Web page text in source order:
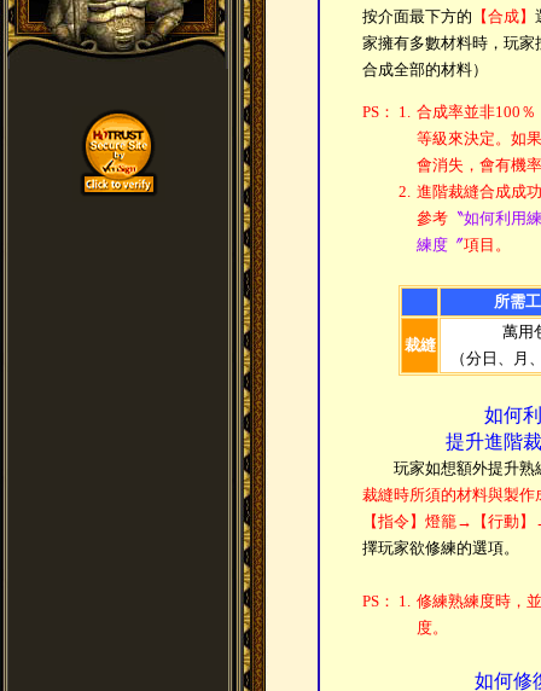
按介面最下方的 【合成】
家擁有多數材料時，玩
合成全部的材料）
PS： 1. 合成率並非100
等級來決定。如
會消失，會有機
2. 進階裁縫合成成
參考 〝如何利用
練度〞項目。
所需
裁縫
萬用
（分日、月
如何
提升進階
玩家如想額外提升熟
裁縫時所須的材料與製作
【指令】燈籠→【行動
擇玩家欲修練的選項。
PS： 1. 修練熟練度時，
度。
如何修